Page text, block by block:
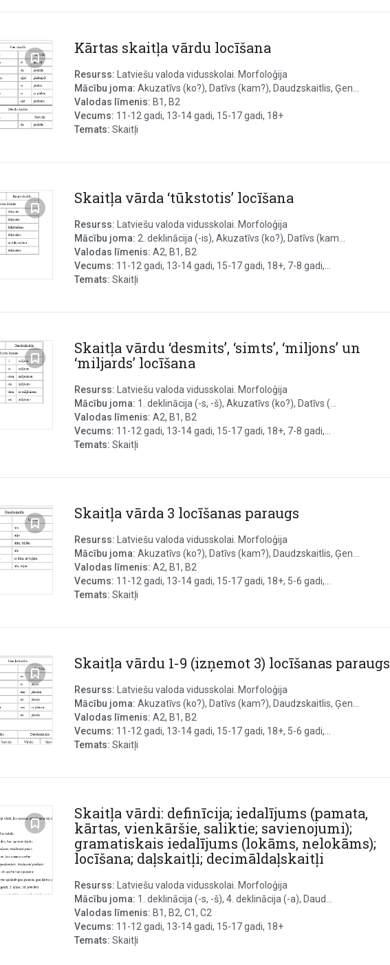
Kārtas skaitļa vārdu locīšana
Resurss: Latviešu valoda vidusskolai. Morfoloģija
Mācību joma: Akuzatīvs (ko?), Datīvs (kam?), Daudzskaitlis, Ģen...
Valodas līmenis: B1, B2
Vecums: 11-12 gadi, 13-14 gadi, 15-17 gadi, 18+
Temats: Skaitļi
Skaitļa vārda ‘tūkstotis’ locīšana
Resurss: Latviešu valoda vidusskolai. Morfoloģija
Mācību joma: 2. deklinācija (-is), Akuzatīvs (ko?), Datīvs (kam...
Valodas līmenis: A2, B1, B2
Vecums: 11-12 gadi, 13-14 gadi, 15-17 gadi, 18+, 7-8 gadi,...
Temats: Skaitļi
Skaitļa vārdu ‘desmits’, ‘simts’, ‘miljons’ un
‘miljards’ locīšana
Resurss: Latviešu valoda vidusskolai. Morfoloģija
Mācību joma: 1. deklinācija (-s, -š), Akuzatīvs (ko?), Datīvs (...
Valodas līmenis: A2, B1, B2
Vecums: 11-12 gadi, 13-14 gadi, 15-17 gadi, 18+, 7-8 gadi,...
Temats: Skaitļi
Skaitļa vārda 3 locīšanas paraugs
Resurss: Latviešu valoda vidusskolai. Morfoloģija
Mācību joma: Akuzatīvs (ko?), Datīvs (kam?), Daudzskaitlis, Ģen...
Valodas līmenis: A2, B1, B2
Vecums: 11-12 gadi, 13-14 gadi, 15-17 gadi, 18+, 5-6 gadi,...
Temats: Skaitļi
Skaitļa vārdu 1-9 (izņemot 3) locīšanas paraugs
Resurss: Latviešu valoda vidusskolai. Morfoloģija
Mācību joma: Akuzatīvs (ko?), Datīvs (kam?), Daudzskaitlis, Ģen...
Valodas līmenis: A2, B1, B2
Vecums: 11-12 gadi, 13-14 gadi, 15-17 gadi, 18+, 5-6 gadi,...
Temats: Skaitļi
Skaitļa vārdi: definīcija; iedalījums (pamata,
kārtas, vienkāršie, saliktie; savienojumi);
gramatiskais iedalījums (lokāms, nelokāms);
locīšana; daļskaitļi; decimāldaļskaitļi
Resurss: Latviešu valoda vidusskolai. Morfoloģija
Mācību joma: 1. deklinācija (-s, -š), 4. deklinācija (-a), Daud...
Valodas līmenis: B1, B2, C1, C2
Vecums: 11-12 gadi, 13-14 gadi, 15-17 gadi, 18+
Temats: Skaitļi